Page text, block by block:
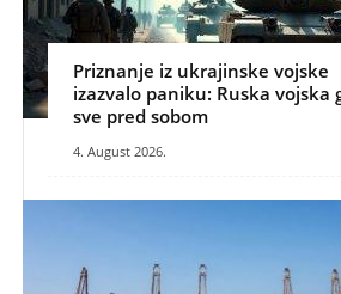
Priznanje iz ukrajinske vojske
izazvalo paniku: Ruska vojska
sve pred sobom
4. August 2026.